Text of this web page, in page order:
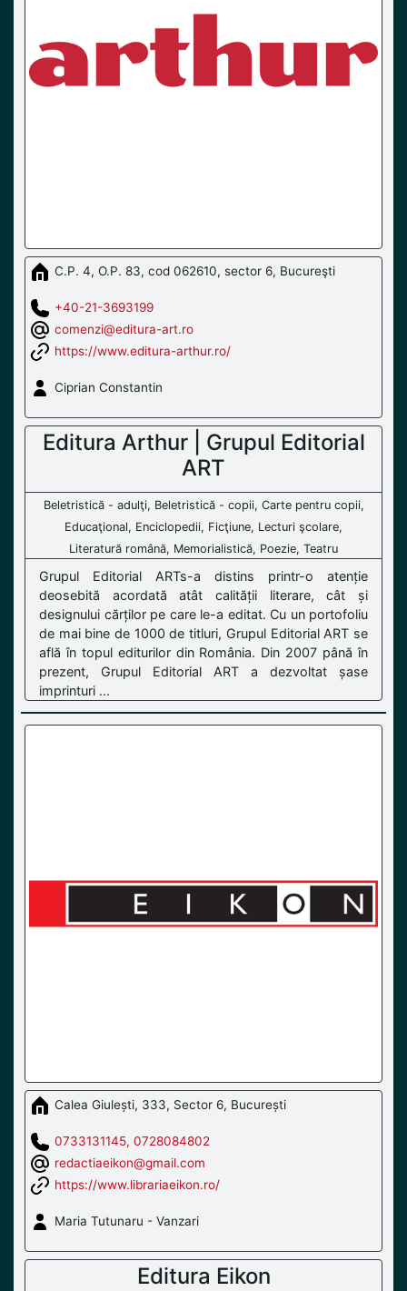
C.P. 4, O.P. 83, cod 062610, sector 6, Bucureşti
+40-21-3693199
comenzi@editura-art.ro
https://www.editura-arthur.ro/
Ciprian Constantin
Editura Arthur | Grupul Editorial
ART
Beletristică - adulţi, Beletristică - copii, Carte pentru copii,
Educaţional, Enciclopedii, Ficţiune, Lecturi şcolare,
Literatură română, Memorialistică, Poezie, Teatru
Grupul Editorial ARTs-a distins printr-o atenție
deosebită acordată atât calității literare, cât și
designului cărților pe care le-a editat. Cu un portofoliu
de mai bine de 1000 de titluri, Grupul Editorial ART se
află în topul editurilor din România. Din 2007 până în
prezent, Grupul Editorial ART a dezvoltat șase
imprinturi ...
Calea Giulești, 333, Sector 6, București
0733131145, 0728084802
redactiaeikon@gmail.com
https://www.librariaeikon.ro/
Maria Tutunaru - Vanzari
Editura Eikon